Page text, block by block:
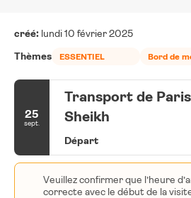
créé: lundi 10 février 2025
Thèmes
ESSENTIEL Bord de
25
sept.
Transport de
Sheikh
Départ
Veuillez confirmer que l’heure
correcte avec le début de la